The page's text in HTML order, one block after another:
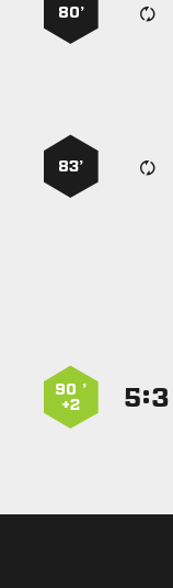
80’
83’
:
90 ’
+2